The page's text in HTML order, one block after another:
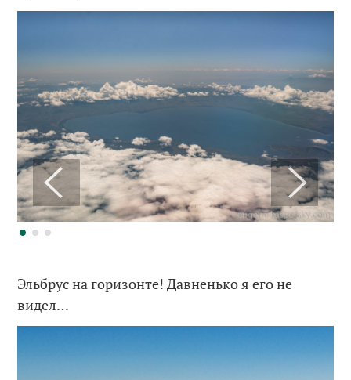
Эльбрус на горизонте! Давненько я его не
видел…